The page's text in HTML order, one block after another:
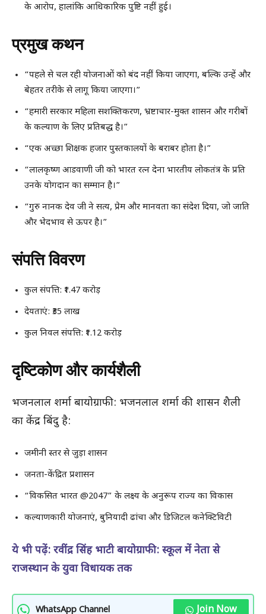
के आरोप, हालांकि आधिकारिक पुष्टि नहीं हुई।
प्रमुख कथन
“पहले से चल रही योजनाओं को बंद नहीं किया जाएगा, बल्कि उन्हें और
बेहतर तरीके से लागू किया जाएगा।”
“हमारी सरकार महिला सशक्तिकरण, भ्रष्टाचार-मुक्त शासन और गरीबों
के कल्याण के लिए प्रतिबद्ध है।”
“एक अच्छा शिक्षक हजार पुस्तकालयों के बराबर होता है।”
“लालकृष्ण आडवाणी जी को भारत रत्न देना भारतीय लोकतंत्र के प्रति
उनके योगदान का सम्मान है।”
“गुरु नानक देव जी ने सत्य, प्रेम और मानवता का संदेश दिया, जो जाति
और भेदभाव से ऊपर है।”
संपत्ति विवरण
कुल संपत्ति: ₹1.47 करोड़
देयताएं: ₹35 लाख
कुल निवल संपत्ति: ₹1.12 करोड़
दृष्टिकोण और कार्यशैली
भजनलाल शर्मा बायोग्राफी: भजनलाल शर्मा की शासन शैली
का केंद्र बिंदु है:
जमीनी स्तर से जुड़ा शासन
जनता-केंद्रित प्रशासन
“विकसित भारत @2047” के लक्ष्य के अनुरूप राज्य का विकास
कल्याणकारी योजनाएं, बुनियादी ढांचा और डिजिटल कनेक्टिविटी
ये भी पढ़ें: रवींद्र सिंह भाटी बायोग्राफी: स्कूल में नेता से
राजस्थान के युवा विधायक तक
WhatsApp Channel Join Now